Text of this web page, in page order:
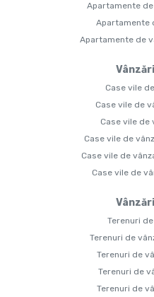
Apartamente
Apartamente
Apartamente de
Case vile
Case vile de
Case vile de
Case vile de
Case vile de
Case vile de
Terenuri
Terenuri de
Terenuri de
Terenuri de
Terenuri de